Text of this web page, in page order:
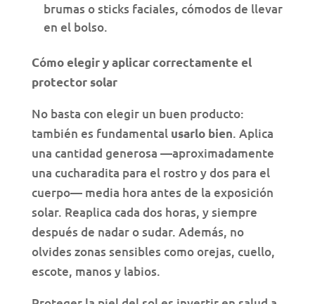
brumas o sticks faciales, cómodos de llevar
en el bolso.
Cómo elegir y aplicar correctamente el
protector solar
No basta con elegir un buen producto:
también es fundamental usarlo bien. Aplica
una cantidad generosa —aproximadamente
una cucharadita para el rostro y dos para el
cuerpo— media hora antes de la exposición
solar. Reaplica cada dos horas, y siempre
después de nadar o sudar. Además, no
olvides zonas sensibles como orejas, cuello,
escote, manos y labios.